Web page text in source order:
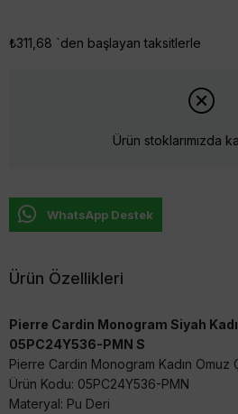
₺311,68 `den başlayan taksitlerle
Ürün stoklarımızda
WhatsApp Destek
Ürün Özellikleri
Pierre Cardin Monogram Siyah
05PC24Y536-PMN S
Pierre Cardin Monogram Kadın Omuz
Ürün Kodu: 05PC24Y536-PMN
Materyal: Pu Deri